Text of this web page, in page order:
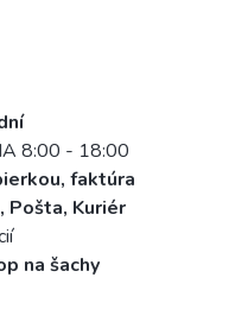
8:00 - 18:00
faktúra
Pošta, Kuriér
na šachy